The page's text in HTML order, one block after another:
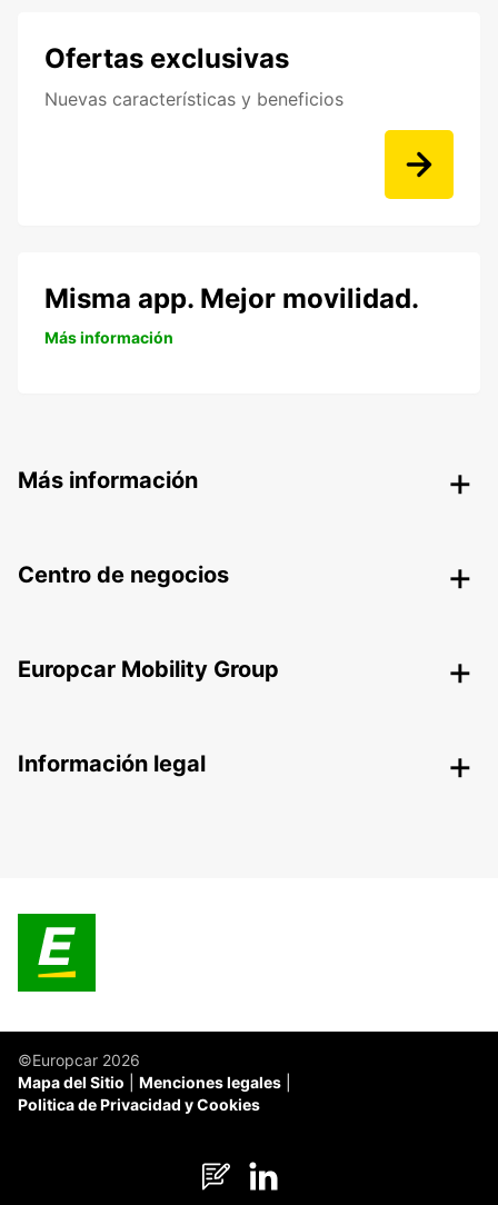
Ofertas exclusivas
Nuevas características y beneficios
Misma app. Mejor movilidad.
Más información
Más información
Centro de negocios
Europcar Mobility Group
Información legal
©Europcar 2026
Mapa del Sitio
Menciones legales
Politica de Privacidad y Cookies